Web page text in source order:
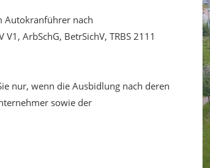
Autokranführer nach
ArbSchG, BetrSichV, TRBS 2111
nur, wenn die Ausbidlung nach deren
sowie der